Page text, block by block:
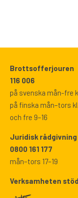
Brottsofferjouren
116 006
på svenska mån-fre
på finska mån–tors
och fre 9–16
Juridisk rådgivning
0800 161 177
mån–tors 17–19
Verksamheten